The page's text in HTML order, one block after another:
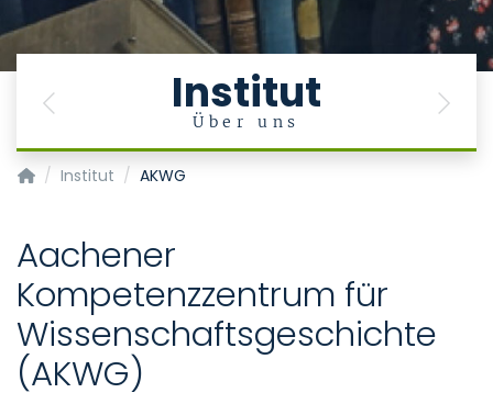
Institut
Über uns
Previous Next
Institut für Geschichte, Theorie und Ethik der Medizin
Institut AKWG
Aachener
Kompetenzzentrum für
Wissenschaftsgeschichte
(AKWG)